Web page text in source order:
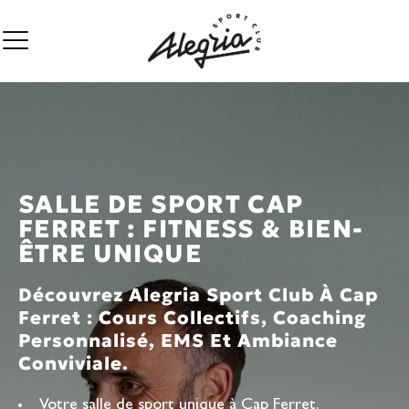
SALLE DE SPORT CAP
FERRET : FITNESS & BIEN-
ÊTRE UNIQUE
Découvrez Alegria Sport Club À Cap
Ferret : Cours Collectifs, Coaching
Personnalisé, EMS Et Ambiance
Conviviale.